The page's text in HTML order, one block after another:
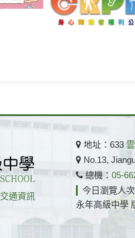
交通資訊
地址：633
No.13,
總機： 05-
今日瀏覽人
永年高級中學